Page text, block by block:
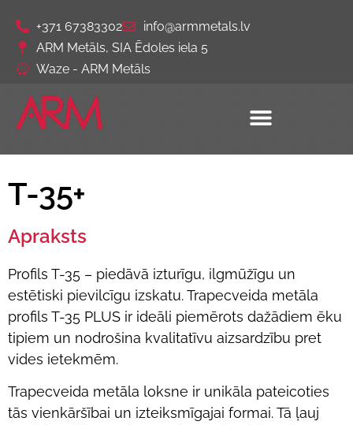
+371 67383302
info@armmetals.lv
ARM Metāls, SIA Ēdoles iela 5
Waze - ARM Metāls
T-35+
Apraksts
Profils T-35 – piedāvā izturīgu, ilgmūžīgu un
estētiski pievilcīgu izskatu. Trapecveida metāla
profils T-35 PLUS ir ideāli piemērots dažādiem ēku
tipiem un nodrošina kvalitatīvu aizsardzību pret
vides ietekmēm.
Trapecveida metāla loksne ir unikāla pateicoties
tās vienkāršībai un izteiksmīgajai formai. Tā ļauj